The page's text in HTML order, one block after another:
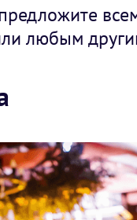
любым